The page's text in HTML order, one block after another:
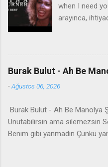
when I need
arayınca,
Bana
You come to
everything I
ver Give me
of dreams
know what it
geldiğini
take my heart
You're simply
Burak Bulut - Ah Be
-Ağustos 06, 2026
Burak Bulut - Ah Be Manolya
Unutabilirsin ama silemezsin
Benim gibi yanmadın Çünkü
diyordun ya sen bu kadarsın